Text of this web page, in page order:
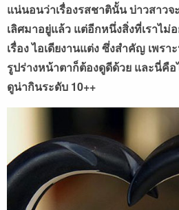
แน่นอนว่าเรื่องรสชาตินั้น บ่าวสาว
เลิศมาอยู่แล้ว แต่อีกหนึ่งสิ่งที่เราไม่
เรื่อง ไอเดียงานแต่ง ซึ่งสำคัญ เพร
รูปร่างหน้าตาก็ต้องดูดีด้วย และนี่คือ
ดูน่ากินระดับ 10++